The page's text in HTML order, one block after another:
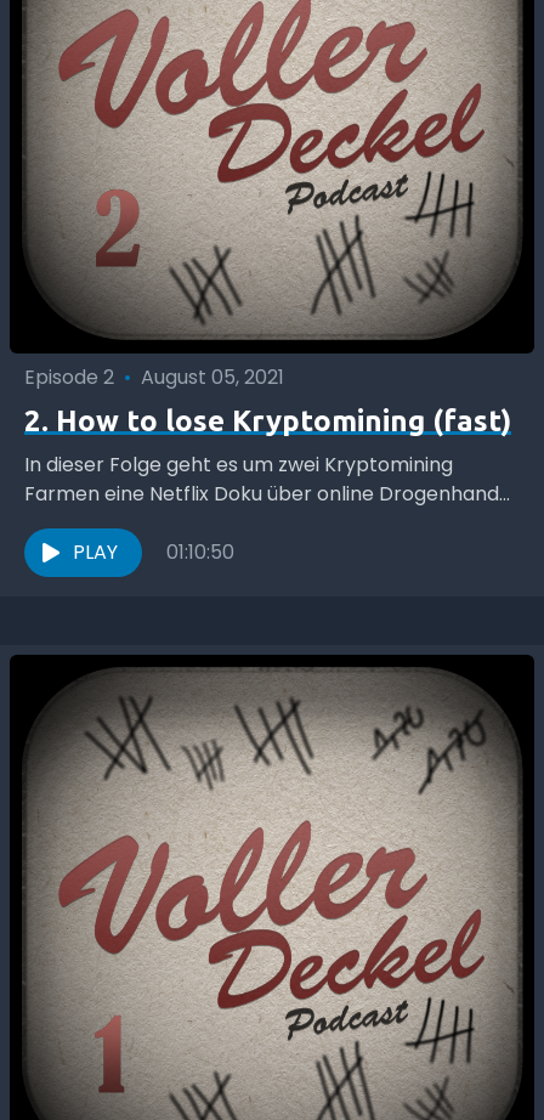
Episode 2 • August 05, 2021
2. How to lose Kryptomining (fast)
In dieser Folge geht es um zwei Kryptomining
Farmen eine Netflix Doku über online Drogenhandel.
Das bestreben Wurst gegen Nadel und Rosenkohl
das Thema...
PLAY 01:10:50